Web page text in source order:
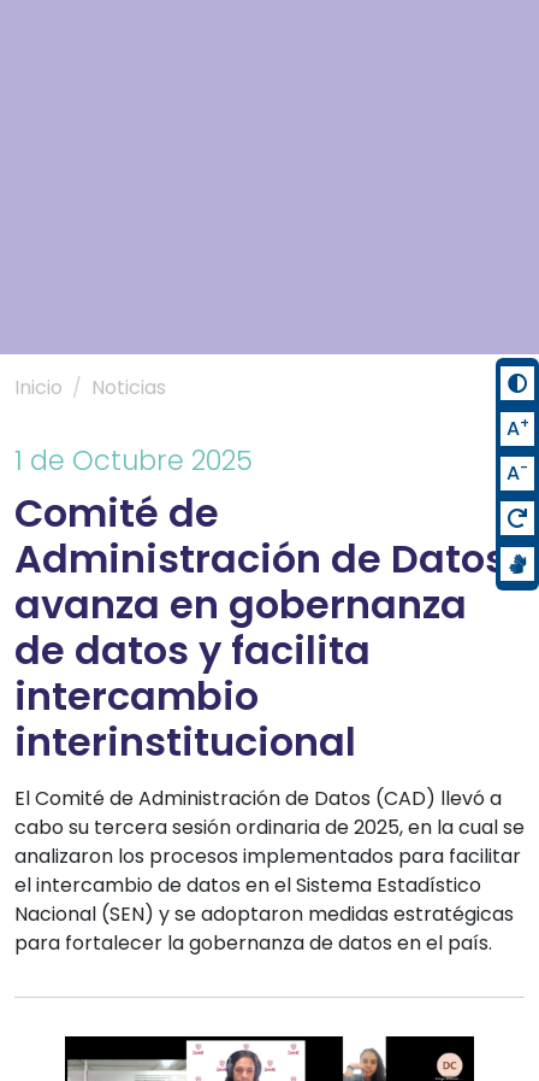
Inicio Noticias
1 de Octubre 2025
Comité de
Administración de Datos
avanza en gobernanza
de datos y facilita
intercambio
interinstitucional
El Comité de Administración de Datos (CAD) llevó a
cabo su tercera sesión ordinaria de 2025, en la cual se
analizaron los procesos implementados para facilitar
el intercambio de datos en el Sistema Estadístico
Nacional (SEN) y se adoptaron medidas estratégicas
para fortalecer la gobernanza de datos en el país.
A+
A-